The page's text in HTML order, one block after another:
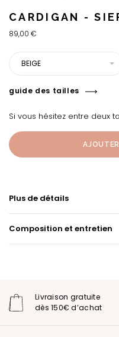
CARDIGAN -
89,00 €
BEIGE
guide des tailles
Si vous hésitez entre deux
Plus de détails
Composition et entretien
Livraison gratuite
dès 150€ d’achat